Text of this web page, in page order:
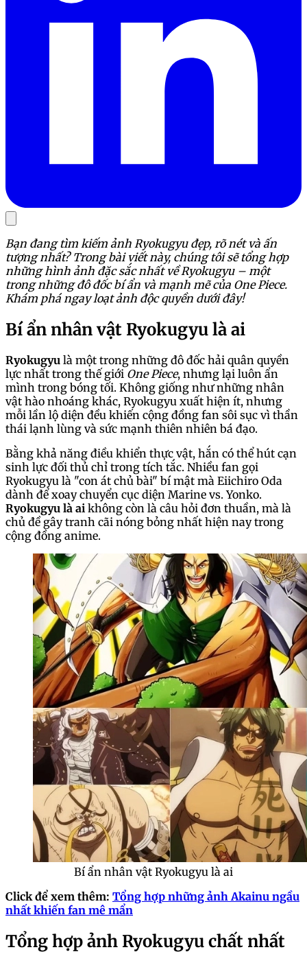
Bạn đang tìm kiếm ảnh Ryokugyu đẹp, rõ nét và ấn
tượng nhất? Trong bài viết này, chúng tôi sẽ tổng hợp
những hình ảnh đặc sắc nhất về Ryokugyu – một
trong những đô đốc bí ẩn và mạnh mẽ của One Piece.
Khám phá ngay loạt ảnh độc quyền dưới đây!
Bí ẩn nhân vật Ryokugyu là ai
Ryokugyu là một trong những đô đốc hải quân quyền
lực nhất trong thế giới One Piece, nhưng lại luôn ẩn
mình trong bóng tối. Không giống như những nhân
vật hào nhoáng khác, Ryokugyu xuất hiện ít, nhưng
mỗi lần lộ diện đều khiến cộng đồng fan sôi sục vì thần
thái lạnh lùng và sức mạnh thiên nhiên bá đạo.
Bằng khả năng điều khiển thực vật, hắn có thể hút cạn
sinh lực đối thủ chỉ trong tích tắc. Nhiều fan gọi
Ryokugyu là "con át chủ bài" bí mật mà Eiichiro Oda
dành để xoay chuyển cục diện Marine vs. Yonko.
Ryokugyu là ai không còn là câu hỏi đơn thuần, mà là
chủ đề gây tranh cãi nóng bỏng nhất hiện nay trong
cộng đồng anime.
Bí ẩn nhân vật Ryokugyu là ai
Click để xem thêm: Tổng hợp những ảnh Akainu ngầu
nhất khiến fan mê mẩn
Tổng hợp ảnh Ryokugyu chất nhất